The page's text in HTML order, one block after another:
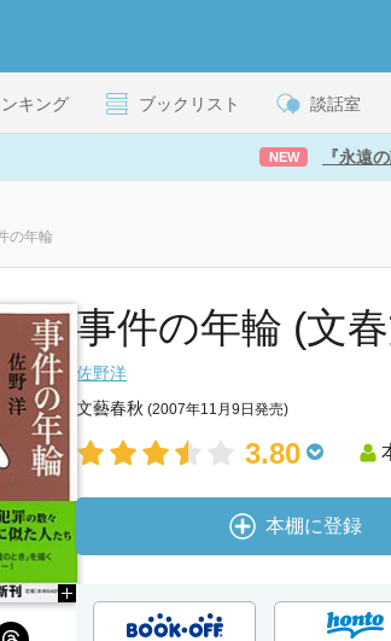
キング ブックリスト 談話室
NEW 『永遠
の年輪
事件の年輪 (文
佐野洋
文藝春秋 (2007年11月9日発売)
3.80
本棚に登録